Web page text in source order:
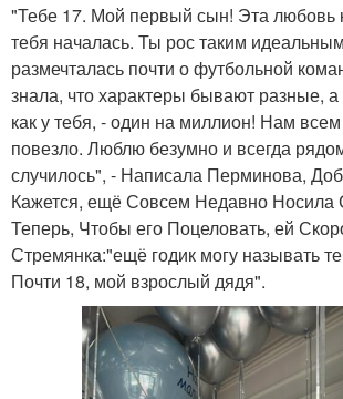
"Тебе 17. Мой первый сын! Эта любовь
тебя началась. Ты рос таким
размечталась почти о футбольной
знала, что характеры бывают разные, а
как у тебя, - один на миллион! Нам
повезло. Люблю безумно и всегда
случилось", - Написала Перминова,
Кажется, ещё Совсем Недавно Носила
Теперь, Чтобы его Поцеловать, ей
Стремянка:"ещё годик могу называть
Почти 18, мой взрослый дядя".